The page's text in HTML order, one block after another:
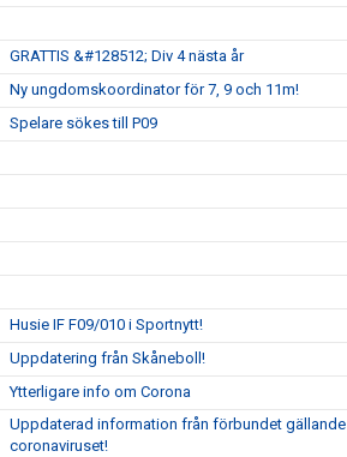
GRATTIS &#128512; Div 4 nästa år
Ny ungdomskoordinator för 7, 9 och 11m!
Spelare sökes till P09
Husie IF F09/010 i Sportnytt!
Uppdatering från Skåneboll!
Ytterligare info om Corona
Uppdaterad information från förbundet gällande
coronaviruset!